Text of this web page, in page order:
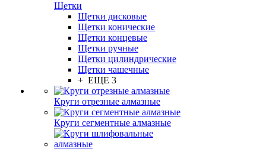
Щетки
Щетки дисковые
Щетки конические
Щетки концевые
Щетки ручные
Щетки цилиндрические
Щетки чашечные
+ ЕЩЕ 3
Круги отрезные алмазные
Круги сегментные алмазные